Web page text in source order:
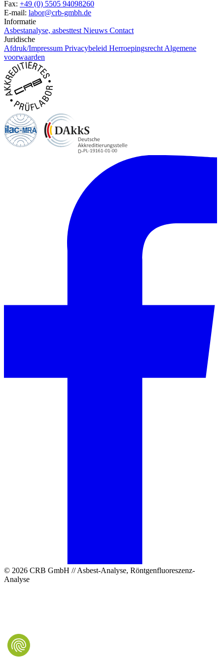
Fax: +49 (0) 5505 94098260
E-mail: labor@crb-gmbh.de
Informatie
Asbestanalyse, asbesttest Nieuws Contact
Juridische
Afdruk/Impressum Privacybeleid Herroepingsrecht Algemene
voorwaarden
© 2026 CRB GmbH // Asbest-Analyse, Röntgenfluoreszenz-
Analyse